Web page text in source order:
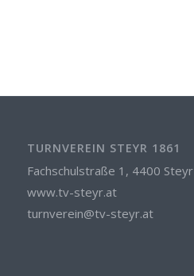
TURNVEREIN STEYR 1861
Fachschulstraße 1, 4400 Steyr
www.tv-steyr.at
turnverein@tv-steyr.at